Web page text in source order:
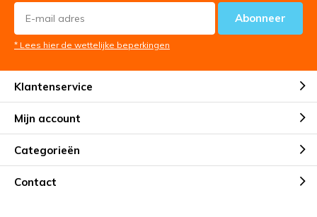
Abonneer
* Lees hier de wettelijke beperkingen
Klantenservice
Mijn account
Categorieën
Contact